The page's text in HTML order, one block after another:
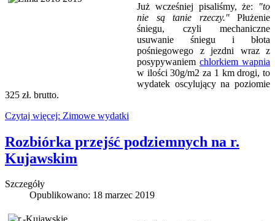
Już wcześniej pisaliśmy, że: "to
nie są tanie rzeczy."Płużenie
śniegu, czyli mechaniczne
usuwanie śniegu i błota
pośniegowego z jezdni wraz z
posypywaniem chlorkiem wapnia
w ilości 30g/m2 za 1 km drogi, to
wydatek oscylujący na poziomie
325 zł. brutto.
Czytaj więcej: Zimowe wydatki
Rozbiórka przejść podziemnych na r.
Kujawskim
Szczegóły
Opublikowano: 18 marzec 2019